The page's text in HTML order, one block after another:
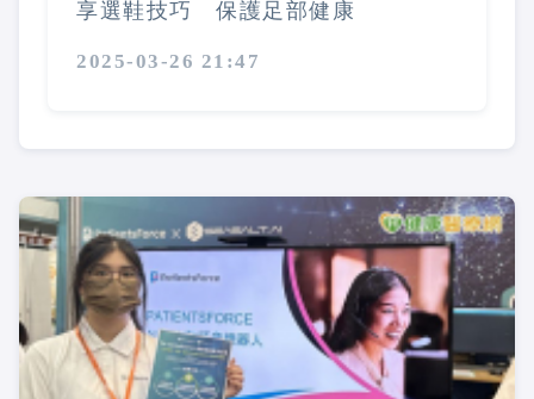
享選鞋技巧 保護足部健康
2025-03-26 21:47